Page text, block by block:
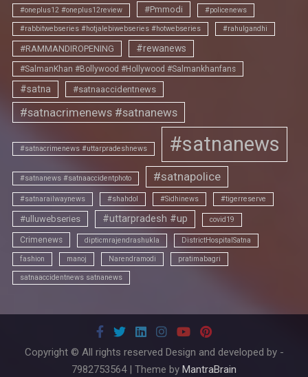
#oneplus12 #oneplus12review #Pmmodi #policenews
#rabbitwebseries #hotjalebiwebseries #hotwebseries #rahulgandhi
#RAMMANDIROPENING #rewanews
#SalmanKhan #Bollywood #Hollywood #Salmankhanfans
#satna #satnaaccidentnews
#satnacrimenews #satnanews
#satnacrimenews #uttarpradeshnews #satnanews
#satnanews #satnaaccidentphoto #satnapolice
#satnarailwaynews #shahdol #Sidhinews #tigerreserve
#ulluwebseries #uttarpradesh #up covid19
Crimenews dipticmrajendrashukla DistrictHospitalSatna
fashion manoj Narendramodi pratimabagri
satnaaccidentnews satnanews
Copyright © All rights reserved Design and developed by -
7982753564 | Theme by MantraBrain